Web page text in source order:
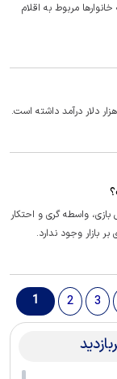
مربوط به اقلام
واسطه گری و احتکار
بازار وجود ندارد.
1 2 3